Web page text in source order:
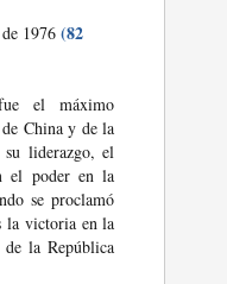
de 1976(82
el máximo
China y de la
liderazgo, el
el poder en la
se proclamó
la victoria en la
la República